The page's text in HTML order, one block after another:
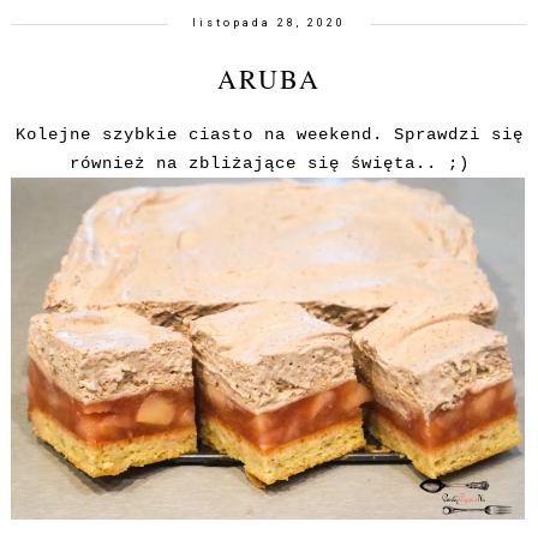
listopada 28, 2020
ARUBA
Kolejne szybkie ciasto na weekend. Sprawdzi się
również na zbliżające się święta.. ;)